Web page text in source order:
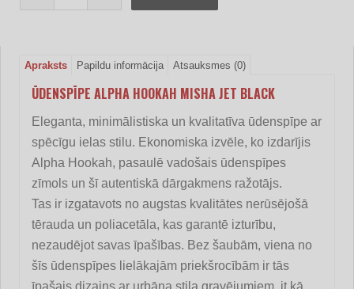
Apraksts Papildu informācija Atsauksmes (0)
ŪDENSPĪPE ALPHA HOOKAH MISHA JET BLACK
Eleganta, minimālistiska un kvalitatīva ūdenspīpe ar
spēcīgu ielas stilu. Ekonomiska izvēle, ko izdarījis
Alpha Hookah, pasaulē vadošais ūdenspīpes
zīmols un šī autentiskā dārgakmens ražotājs.
Tas ir izgatavots no augstas kvalitātes nerūsējošā
tērauda un poliacetāla, kas garantē izturību,
nezaudējot savas īpašības. Bez šaubām, viena no
šīs ūdenspīpes lielākajām priekšrocībām ir tās
īpašais dizains ar urbāna stila gravējumiem, it kā